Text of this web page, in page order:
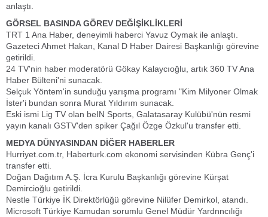
anlaştı.
GÖRSEL BASINDA GÖREV DEĞİŞİKLİKLERİ
TRT 1 Ana Haber, deneyimli haberci Yavuz Oymak ile anlaştı.
Gazeteci Ahmet Hakan, Kanal D Haber Dairesi Başkanlığı görevine
getirildi.
24 TV'nin haber moderatörü Gökay Kalaycıoğlu, artık 360 TV Ana
Haber Bülteni'ni sunacak.
Selçuk Yöntem'in sunduğu yarışma programı "Kim Milyoner Olmak
İster'i bundan sonra Murat Yıldırım sunacak.
Eski ismi Lig TV olan beIN Sports, Galatasaray Kulübü'nün resmi
yayın kanalı GSTV'den spiker Çağıl Özge Özkul'u transfer etti.
MEDYA DÜNYASINDAN DİĞER HABERLER
Hurriyet.com.tr, Haberturk.com ekonomi servisinden Kübra Genç'i
transfer etti.
Doğan Dağıtım A.Ş. İcra Kurulu Başkanlığı görevine Kürşat
Demircioğlu getirildi.
Nestle Türkiye İK Direktörlüğü görevine Nilüfer Demirkol, atandı.
Microsoft Türkiye Kamudan sorumlu Genel Müdür Yardnncılığı